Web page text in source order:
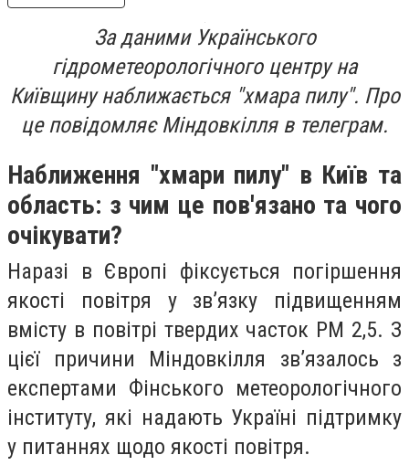
За даними Українського
гідрометеорологічного центру на
Київщину наближається "хмара пилу". Про
це повідомляє Міндовкілля в телеграм.
Наближення ‎"хмари пилу" в Київ та
область: з чим це пов'язано та чого
очікувати?
Наразі в Європі фіксується погіршення
якості повітря у зв’язку підвищенням
вмісту в повітрі твердих часток РМ 2,5. З
цієї причини Міндовкілля звʼязалось з
експертами Фінського метеорологічного
інституту, які надають Україні підтримку
у питаннях щодо якості повітря.